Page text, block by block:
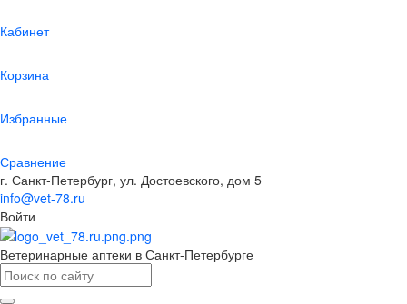
Кабинет
Корзина
Избранные
Сравнение
г. Санкт-Петербург, ул. Достоевского, дом 5
info@vet-78.ru
Войти
Ветеринарные аптеки в Санкт-Петербурге